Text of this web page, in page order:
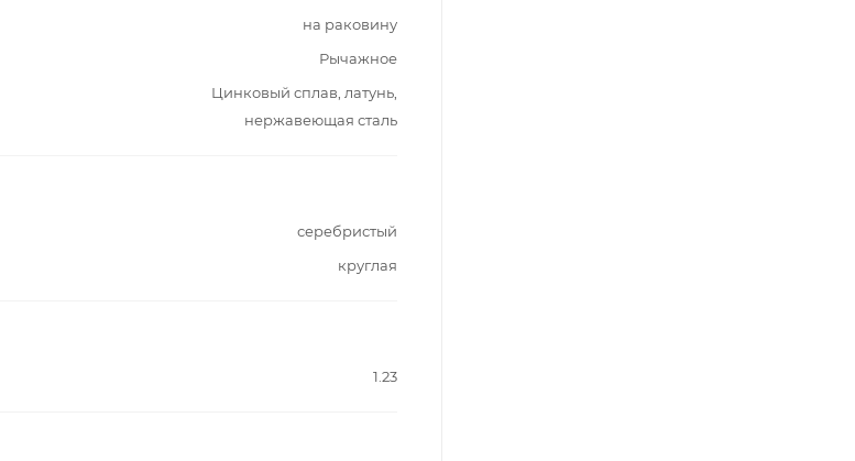
на раковину
Рычажное
Цинковый сплав, латунь,
нержавеющая сталь
серебристый
круглая
1.23